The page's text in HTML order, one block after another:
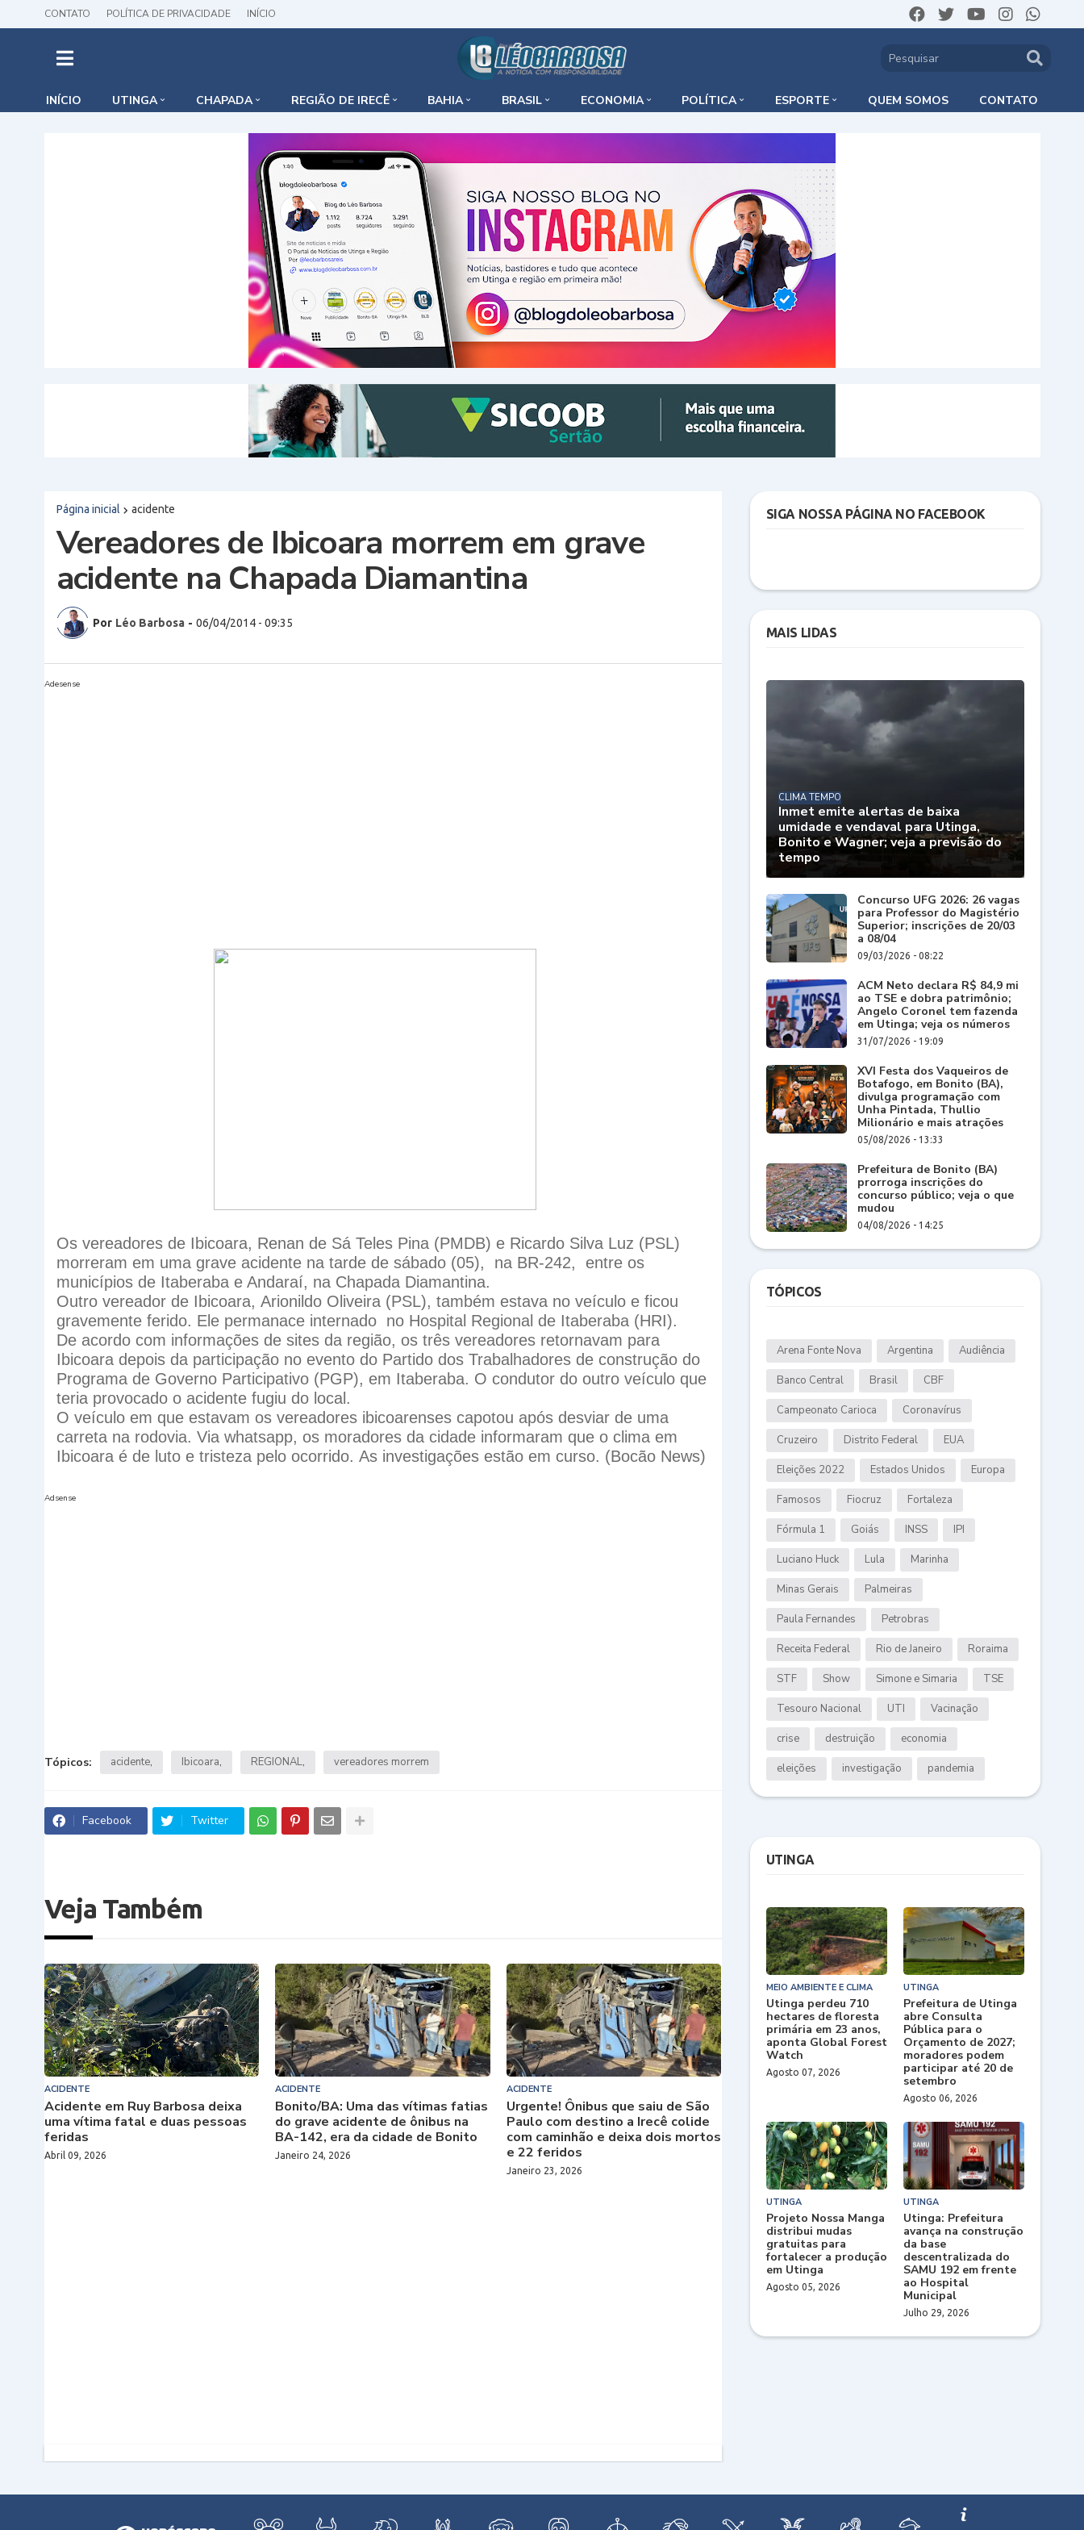
CONTATO POLÍTICA DE PRIVACIDADE INÍCIO
INÍCIO UTINGA CHAPADA REGIÃO DE IRECÊ BAHIA BRASIL ECONOMIA POLÍTICA ESPORTE QUEM SOMOS CONTATO
Página inicial acidente
Vereadores de Ibicoara morrem em grave
acidente na Chapada Diamantina
Por Léo Barbosa - 06/04/2014 - 09:35
Adesense
Os vereadores de Ibicoara, Renan de Sá Teles Pina (PMDB) e Ricardo Silva Luz (PSL)
morreram em uma grave acidente na tarde de sábado (05),
na BR-242,
entre os
municípios de Itaberaba e Andaraí, na Chapada Diamantina.
Outro vereador de Ibicoara, Arionildo Oliveira (PSL), também estava no veículo e ficou
gravemente ferido. Ele permanace internado no Hospital Regional de Itaberaba (HRI).
De acordo com informações de sites da região, os três vereadores retornavam para
Ibicoara depois da participação no evento do Partido dos Trabalhadores de construção do
Programa de Governo Participativo (PGP), em Itaberaba. O condutor do outro veículo que
teria provocado o acidente fugiu do local.
O veículo em que estavam os vereadores ibicoarenses capotou após desviar de uma
carreta na rodovia. Via whatsapp, os moradores da cidade informaram que o clima em
Ibicoara é de luto e tristeza pelo ocorrido. As investigações estão em curso. (Bocão News)
Adsense
Tópicos: acidente Ibicoara REGIONAL vereadores morrem
Facebook Twitter
Veja Também
ACIDENTE
Acidente em Ruy Barbosa deixa
uma vítima fatal e duas pessoas
feridas
Abril 09, 2026
ACIDENTE
Bonito/BA: Uma das vítimas fatias
do grave acidente de ônibus na
BA-142, era da cidade de Bonito
Janeiro 24, 2026
ACIDENTE
Urgente! Ônibus que saiu de São
Paulo com destino a Irecê colide
com caminhão e deixa dois mortos
e 22 feridos
Janeiro 23, 2026
SIGA NOSSA PÁGINA NO FACEBOOK
MAIS LIDAS
CLIMA TEMPO
Inmet emite alertas de baixa
umidade e vendaval para Utinga,
Bonito e Wagner; veja a previsão do
tempo
Concurso UFG 2026: 26 vagas
para Professor do Magistério
Superior; inscrições de 20/03
a 08/04
09/03/2026 - 08:22
ACM Neto declara R$ 84,9 mi
ao TSE e dobra patrimônio;
Angelo Coronel tem fazenda
em Utinga; veja os números
31/07/2026 - 19:09
XVI Festa dos Vaqueiros de
Botafogo, em Bonito (BA),
divulga programação com
Unha Pintada, Thullio
Milionário e mais atrações
05/08/2026 - 13:33
Prefeitura de Bonito (BA)
prorroga inscrições do
concurso público; veja o que
mudou
04/08/2026 - 14:25
TÓPICOS
Arena Fonte Nova Argentina Audiência
Banco Central Brasil CBF
Campeonato Carioca Coronavírus
Cruzeiro Distrito Federal EUA
Eleições 2022 Estados Unidos Europa
Famosos Fiocruz Fortaleza
Fórmula 1 Goiás INSS IPI
Luciano Huck Lula Marinha
Minas Gerais Palmeiras
Paula Fernandes Petrobras
Receita Federal Rio de Janeiro Roraima
STF Show Simone e Simaria TSE
Tesouro Nacional UTI Vacinação
crise destruição economia
eleições investigação pandemia
UTINGA
MEIO AMBIENTE E CLIMA
Utinga perdeu 710
hectares de floresta
primária em 23 anos,
aponta Global Forest
Watch
Agosto 07, 2026
UTINGA
Prefeitura de Utinga
abre Consulta
Pública para o
Orçamento de 2027;
moradores podem
participar até 20 de
setembro
Agosto 06, 2026
UTINGA
Projeto Nossa Manga
distribui mudas
gratuitas para
fortalecer a produção
em Utinga
Agosto 05, 2026
UTINGA
Utinga: Prefeitura
avança na construção
da base
descentralizada do
SAMU 192 em frente
ao Hospital
Municipal
Julho 29, 2026